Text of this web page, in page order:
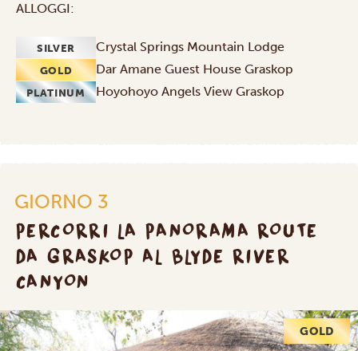
ALLOGGI:
SILVER Crystal Springs Mountain Lodge
GOLD Dar Amane Guest House Graskop
PLATINUM Hoyohoyo Angels View Graskop
GIORNO 3
PERCORRI LA PANORAMA ROUTE
DA GRASKOP AL BLYDE RIVER
CANYON
GOLD